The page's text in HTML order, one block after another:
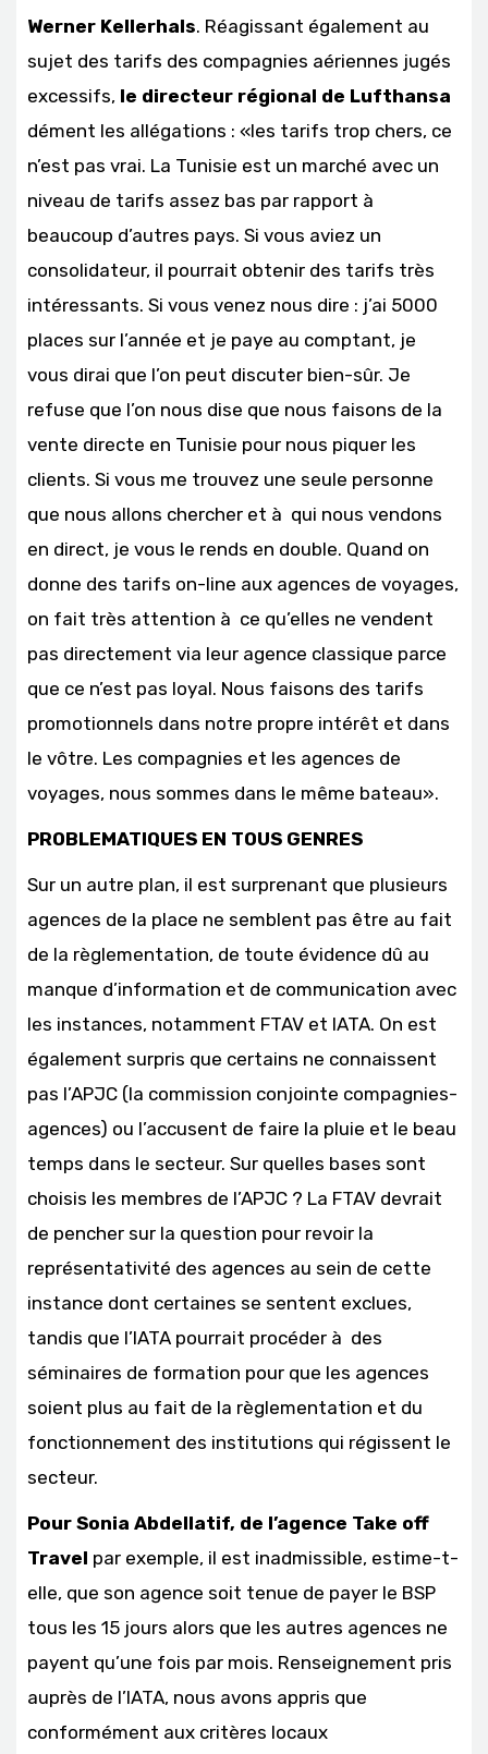
Werner Kellerhals. Réagissant également au
sujet des tarifs des compagnies aériennes jugés
excessifs, le directeur régional de Lufthansa
dément les allégations : «les tarifs trop chers, ce
n’est pas vrai. La Tunisie est un marché avec un
niveau de tarifs assez bas par rapport à
beaucoup d’autres pays. Si vous aviez un
consolidateur, il pourrait obtenir des tarifs très
intéressants. Si vous venez nous dire : j’ai 5000
places sur l’année et je paye au comptant, je
vous dirai que l’on peut discuter bien-sûr. Je
refuse que l’on nous dise que nous faisons de la
vente directe en Tunisie pour nous piquer les
clients. Si vous me trouvez une seule personne
que nous allons chercher et à qui nous vendons
en direct, je vous le rends en double. Quand on
donne des tarifs on-line aux agences de voyages,
on fait très attention à ce qu’elles ne vendent
pas directement via leur agence classique parce
que ce n’est pas loyal. Nous faisons des tarifs
promotionnels dans notre propre intérêt et dans
le vôtre. Les compagnies et les agences de
voyages, nous sommes dans le même bateau».
PROBLEMATIQUES EN TOUS GENRES
Sur un autre plan, il est surprenant que plusieurs
agences de la place ne semblent pas être au fait
de la règlementation, de toute évidence dû au
manque d’information et de communication avec
les instances, notamment FTAV et IATA. On est
également surpris que certains ne connaissent
pas l’APJC (la commission conjointe compagnies-
agences) ou l’accusent de faire la pluie et le beau
temps dans le secteur. Sur quelles bases sont
choisis les membres de l’APJC ? La FTAV devrait
de pencher sur la question pour revoir la
représentativité des agences au sein de cette
instance dont certaines se sentent exclues,
tandis que l’IATA pourrait procéder à des
séminaires de formation pour que les agences
soient plus au fait de la règlementation et du
fonctionnement des institutions qui régissent le
secteur.
Pour Sonia Abdellatif, de l’agence Take off
Travel par exemple, il est inadmissible, estime-t-
elle, que son agence soit tenue de payer le BSP
tous les 15 jours alors que les autres agences ne
payent qu’une fois par mois. Renseignement pris
auprès de l’IATA, nous avons appris que
conformément aux critères locaux